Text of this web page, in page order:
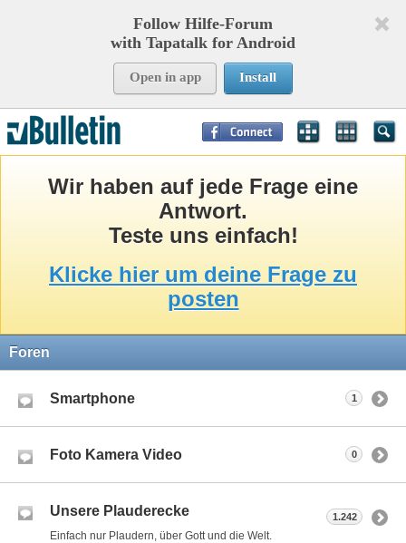
Follow Hilfe-Forum
with Tapatalk for Android
Open in app Install
Wir haben auf jede Frage eine
Antwort.
Teste uns einfach!
Klicke hier um deine Frage zu
posten
Foren
Smartphone 1
Foto Kamera Video 0
Unsere Plauderecke
Einfach nur Plaudern, über Gott und die Welt.
1.242
Page Time:0,66040
Templates:38